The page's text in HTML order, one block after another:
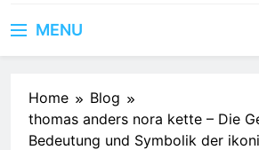
MENU
Home
Blog
thomas anders nora kette – Die
Bedeutung und Symbolik der